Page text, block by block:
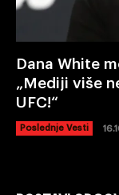
Dana White
„Mediji više
UFC!“
Poslednje Vesti